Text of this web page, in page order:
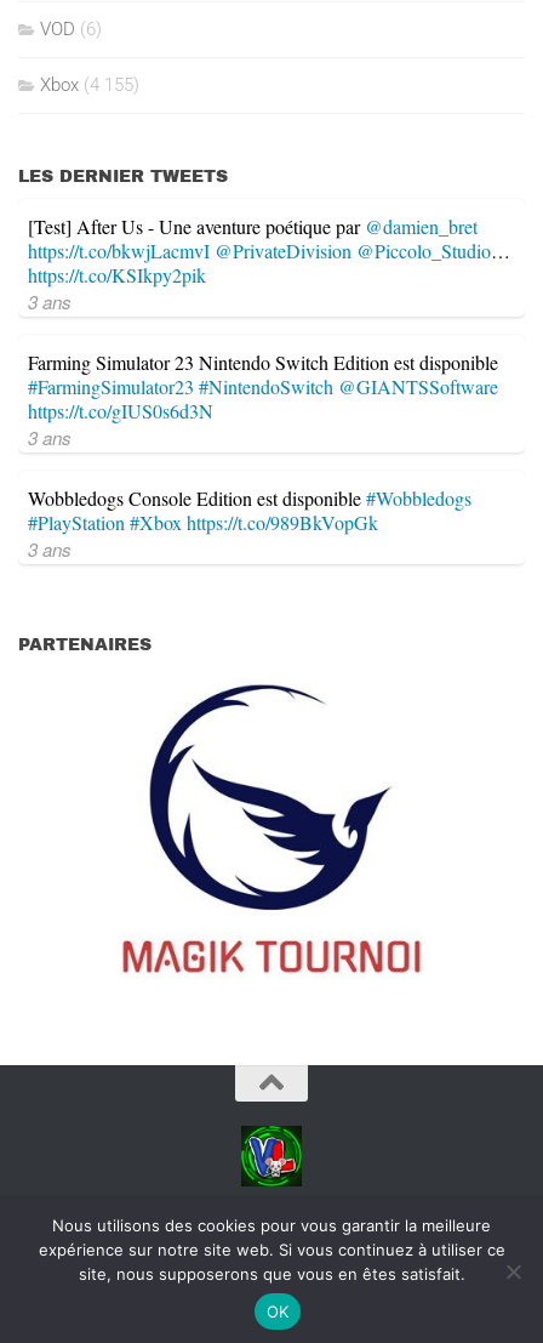
VOD (6)
Xbox (4 155)
LES DERNIER TWEETS
[Test] After Us - Une aventure poétique par @damien_bret
https://t.co/bkwjLacmvI @PrivateDivision @Piccolo_Studio…
https://t.co/KSIkpy2pik
3 ans
Farming Simulator 23 Nintendo Switch Edition est disponible
#FarmingSimulator23 #NintendoSwitch @GIANTSSoftware
https://t.co/gIUS0s6d3N
3 ans
Wobbledogs Console Edition est disponible#Wobbledogs
#PlayStation#Xboxhttps://t.co/989BkVopGk
3 ans
PARTENAIRES
videoludos © 2026. Tous droits réservés.
Nous utilisons des cookies pour vous garantir la meilleure
expérience sur notre site web. Si vous continuez à utiliser ce
site, nous supposerons que vous en êtes satisfait.
OK